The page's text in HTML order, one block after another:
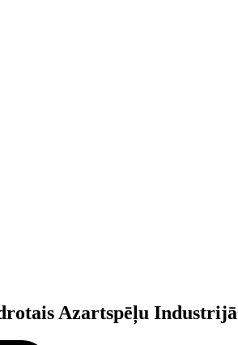
Azartspēļu Industrijā